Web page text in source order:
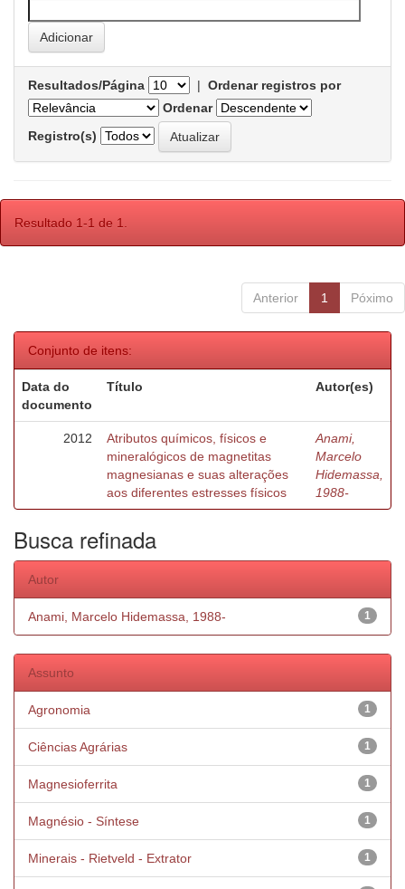
Resultados/Página | Ordenar registros por
Ordenar
Registro(s)
Resultado 1-1 de 1.
Anterior 1 Póximo
Conjunto de itens:
Data do
documento
Título Autor(es)
2012
Atributos químicos, físicos e
mineralógicos de magnetitas
magnesianas e suas alterações
aos diferentes estresses físicos
Anami,
Marcelo
Hidemassa,
1988-
Busca refinada
Autor
1
Anami, Marcelo Hidemassa, 1988-
Assunto
1
Agronomia
1
Ciências Agrárias
1
Magnesioferrita
1
Magnésio - Síntese
1
Minerais - Rietveld - Extrator